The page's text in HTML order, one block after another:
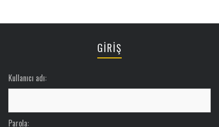
GİRİŞ
Kullanıcı adı:
Parola: